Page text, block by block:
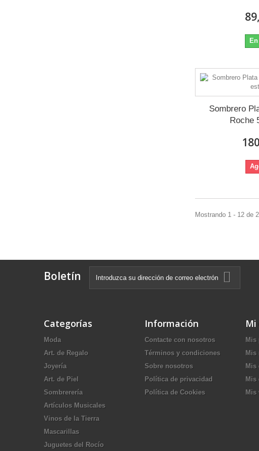
Sombrero
Roche
Mostrando 1 - 12 de
Boletín
Categorías
Moda
Art. de Regalo
Joyería
Art. de Piel
Sombrerería
Artículos Musicales
Vinos de la Tierra
Mascarillas
Juguetes del Rocío
Información
Contacte con nosotros
Términos y condiciones
Sobre nosotros
Política de privacidad
Política de Cookies
Mis
Mis
Mis
Mis
Mis